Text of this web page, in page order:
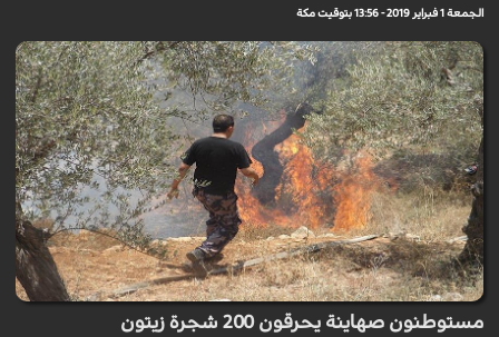
الجمعة 1 فبراير 2019 - 13:56 بتوقيت مكة
مستوطنون صهاينة يحرقون 200 شجرة زيتون